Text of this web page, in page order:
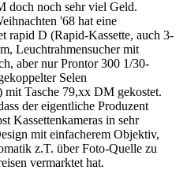
doch noch sehr viel Geld.
'68 hat eine
rapid D (Rapid-Kassette, auch 3-
Leuchtrahmensucher mit
aber nur Prontor 300 1/30-
Selen
mit Tasche 79,xx DM gekostet.
der eigentliche Produzent
Kassettenkameras in sehr
mit einfacherem Objektiv,
z.T. über Foto-Quelle zu
vermarktet hat.